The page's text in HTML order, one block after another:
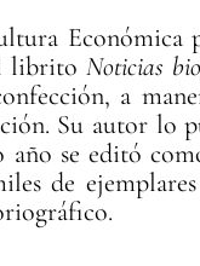
Económica
libritoNoticias
a
Su autor lo
año se editó
de